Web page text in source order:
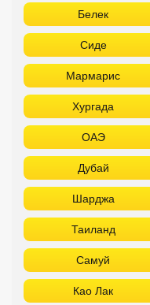
Белек
Сиде
Мармарис
Хургада
ОАЭ
Дубай
Шарджа
Таиланд
Самуй
Као Лак